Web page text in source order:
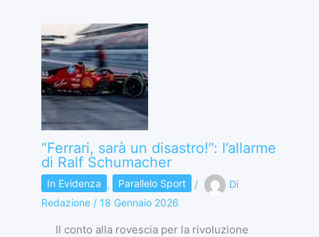
“Ferrari, sarà un disastro!”: l’allarme
di Ralf Schumacher
In Evidenza , Parallelo Sport /
Di
Redazione / 18 Gennaio 2026
Il conto alla rovescia per la rivoluzione